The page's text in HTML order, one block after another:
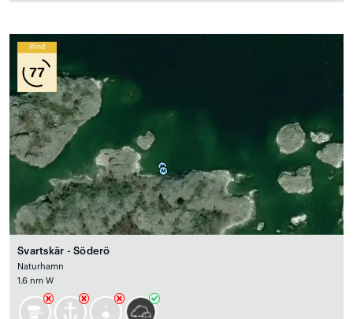
Wind
77
Svartskär - Söderö
Naturhamn
1.6 nm W